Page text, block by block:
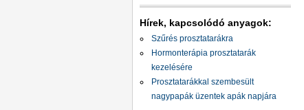
Hírek, kapcsolódó anyagok:
Szűrés prosztatarákra
Hormonterápia prosztatarák
kezelésére
Prosztatarákkal szembesült
nagypapák üzentek apák napjára